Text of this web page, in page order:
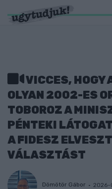
VICCES, HOGY
OLYAN 2002-ES
TOBOROZ A
PÉNTEKI
A FIDESZ
VÁLASZTÁST
Dömötör Gábor 2026-